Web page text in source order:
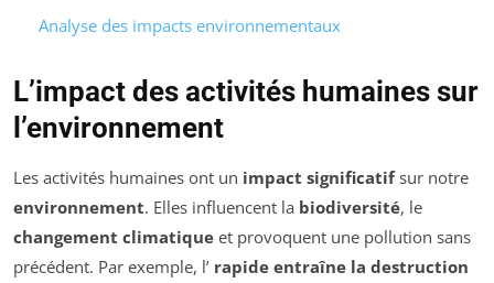
Analyse des impacts environnementaux
L’impact des activités humaines sur
l’environnement
Les activités humaines ont un impact significatifsur notre
environnement. Elles influencent la biodiversité, le
changement climatique et provoquent une pollution sans
précédent. Par exemple, l’ rapide entraîne la destruction